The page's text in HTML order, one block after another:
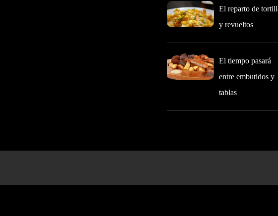
El reparto de
y revueltos
El tiempo pasará
entre embutidos y
tablas